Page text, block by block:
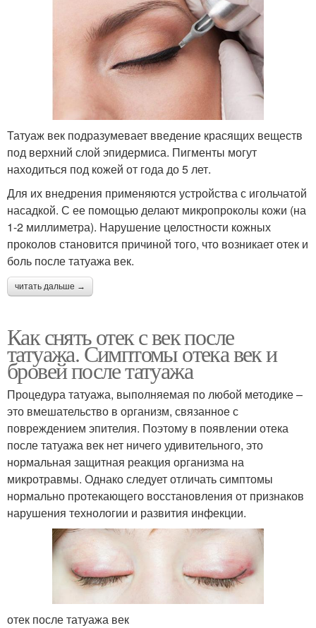
Татуаж век подразумевает введение красящих веществ
под верхний слой эпидермиса. Пигменты могут
находиться под кожей от года до 5 лет.
Для их внедрения применяются устройства с игольчатой
насадкой. С ее помощью делают микропроколы кожи (на
1-2 миллиметра). Нарушение целостности кожных
проколов становится причиной того, что возникает отек и
боль после татуажа век.
читать дальше →
Как снять отек с век после
татуажа. Симптомы отека век и
бровей после татуажа
Процедура татуажа, выполняемая по любой методике –
это вмешательство в организм, связанное с
повреждением эпителия. Поэтому в появлении отека
после татуажа век нет ничего удивительного, это
нормальная защитная реакция организма на
микротравмы. Однако следует отличать симптомы
нормально протекающего восстановления от признаков
нарушения технологии и развития инфекции.
отек после татуажа век